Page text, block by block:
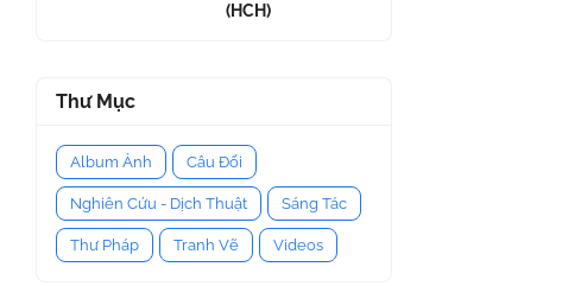
(HCH)
Thư Mục
Album Ảnh Câu Đối
Nghiên Cứu - Dịch Thuật Sáng Tác
Thư Pháp Tranh Vẽ Videos